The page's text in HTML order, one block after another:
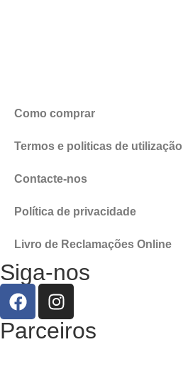
Como comprar
Termos e politicas de utilização
Contacte-nos
Política de privacidade
Livro de Reclamações Online
Siga-nos
Parceiros